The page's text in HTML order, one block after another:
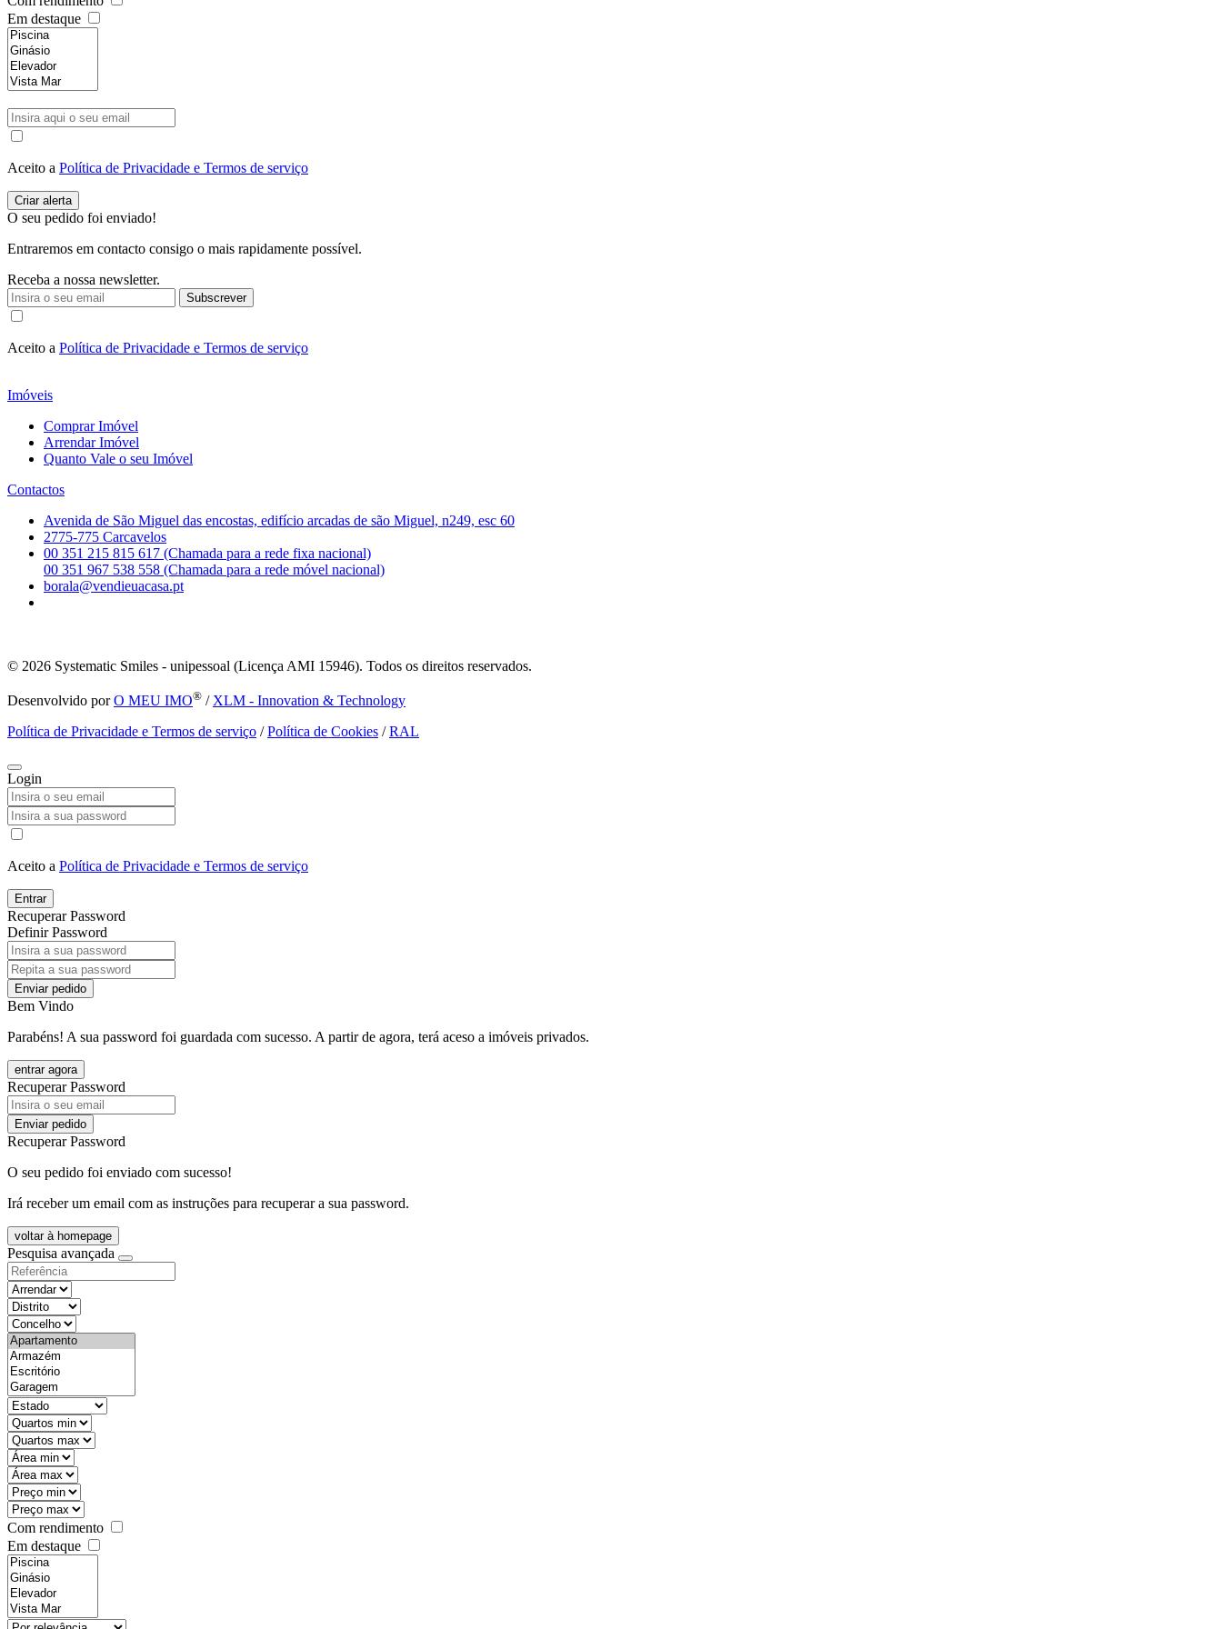
Em destaque
Aceito a Política de Privacidade e Termos de serviço
O seu pedido foi enviado!
Entraremos em contacto consigo o mais rapidamente possível.
Receba a nossa newsletter.
Subscrever
Aceito a Política de Privacidade e Termos de serviço
Imóveis
Comprar Imóvel
Arrendar Imóvel
Quanto Vale o seu Imóvel
Contactos
Avenida de São Miguel das encostas, edifício arcadas de são Miguel, n249, esc 60
2775-775 Carcavelos
00 351 215 815 617 (Chamada para a rede fixa nacional)
00 351 967 538 558 (Chamada para a rede móvel nacional)
borala@vendieuacasa.pt
© 2026 Systematic Smiles - unipessoal (Licença AMI 15946). Todos os direitos reservados.
Desenvolvido porO MEU IMO® / XLM - Innovation & Technology
Política de Privacidade e Termos de serviço /Política de Cookies /RAL
Login
Aceito a Política de Privacidade e Termos de serviço
Entrar
Recuperar Password
Definir Password
Enviar pedido
Bem Vindo
Parabéns! A sua password foi guardada com sucesso. A partir de agora, terá aceso a imóveis privados.
entrar agora
Recuperar Password
Enviar pedido
Recuperar Password
O seu pedido foi enviado com sucesso!
Irá receber um email com as instruções para recuperar a sua password.
voltar à homepage
Pesquisa avançada
objective
districtId
countyId
types
state
mintypo
maxtypo
minarea
maxarea
minprice
maxprice
Com rendimento
Em destaque
features